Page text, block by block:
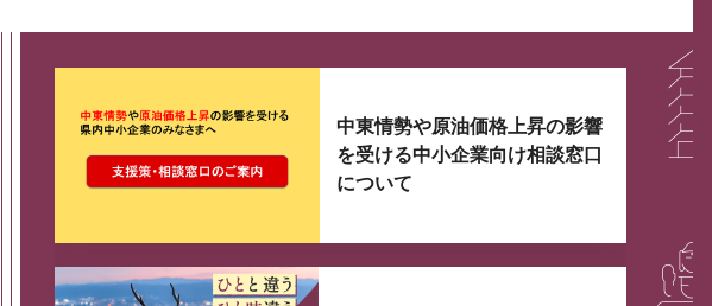
ここから最大3つずつ情報が表示されるスライダーがあります。
中東情勢や原油価格上昇の影響
を受ける中小企業向け相談窓口
について